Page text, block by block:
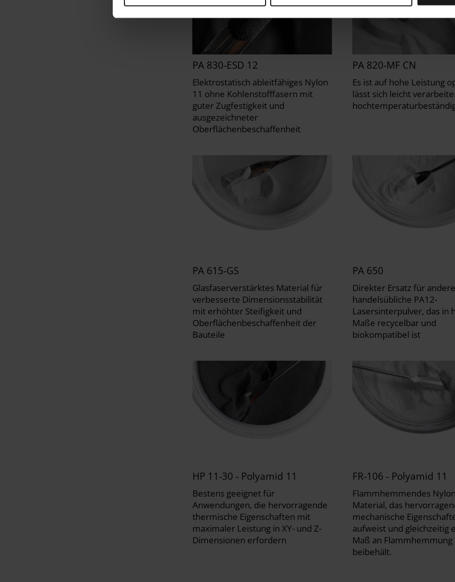
PA 830-ESD 12
Elektrostatisch ableitfähiges Nylon
11 ohne Kohlenstofffasern mit
guter Zugfestigkeit und
ausgezeichneter
Oberflächenbeschaffenheit
PA 820-MF CN
Es ist auf hohe Leistung
lässt sich leicht
PA 615-GS
Glasfaserverstärktes Material für
verbesserte Dimensionsstabilität
mit erhöhter Steifigkeit und
Oberflächenbeschaffenheit der
Bauteile
PA 650
Direkter Ersatz für andere
handelsübliche PA12-
Lasersinterpulver, das in
Maße recycelbar und
biokompatibel ist
HP 11-30 - Polyamid 11
Bestens geeignet für
Anwendungen, die hervorragende
thermische Eigenschaften mit
maximaler Leistung in XY- und Z-
Dimensionen erfordern
FR-106 - Polyamid 11
Flammhemmendes
Material, das
mechanische
aufweist und gleichzeitig
Maß an Flammhemmung
beibehält.